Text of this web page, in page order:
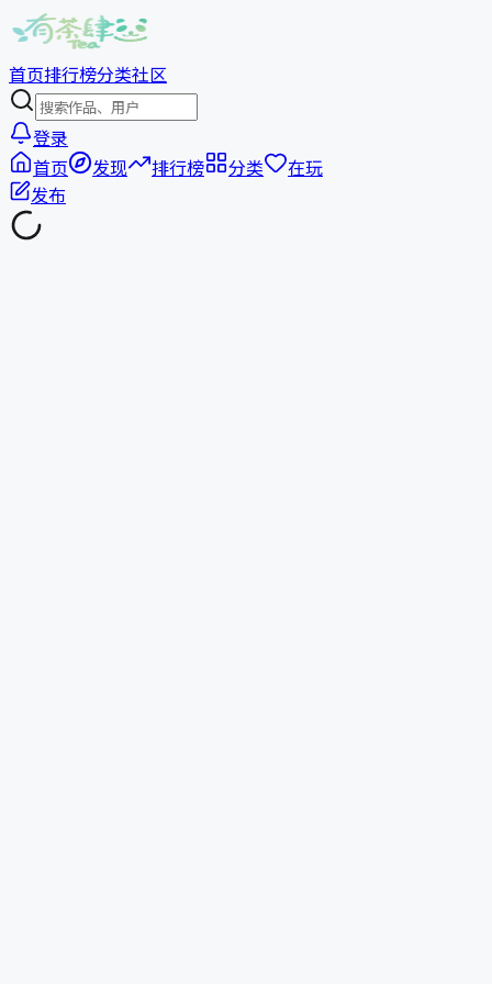
首页排行榜分类社区
登录
首页
发现 排行榜 分类
在玩
发布